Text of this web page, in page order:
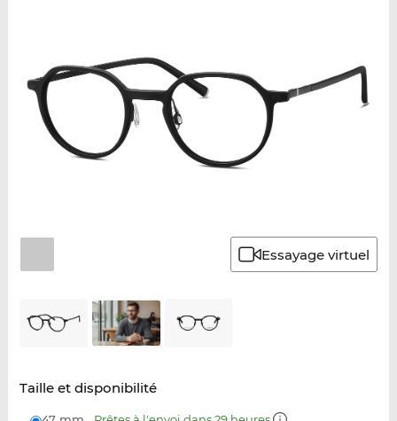
Essayage virtuel
Taille et disponibilité